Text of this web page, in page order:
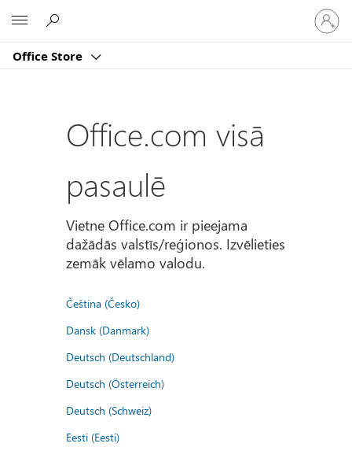
Office Store
savā
kontā
Office.com visā
pasaulē
Vietne Office.com ir pieejama
dažādās valstīs/reģionos. Izvēlieties
zemāk vēlamo valodu.
Čeština (Česko)
Dansk (Danmark)
Deutsch (Deutschland)
Deutsch (Österreich)
Deutsch (Schweiz)
Eesti (Eesti)